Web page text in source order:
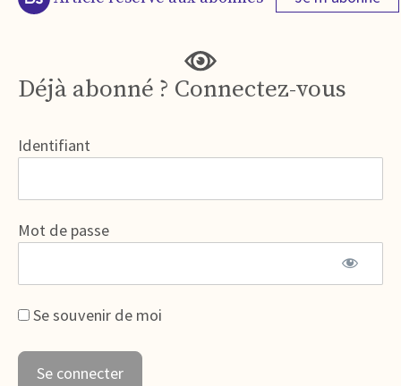
Déjà abonné ? Connectez-vous
Identifiant
Mot de passe
Se souvenir de moi